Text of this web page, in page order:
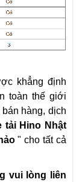
khẳng định
toàn thế giới
hàng, dịch
tải Hino Nhật
" cho tất cả
vui lòng liên